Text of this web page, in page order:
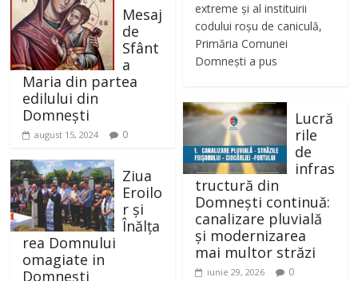
Mesaj
de
Sfânt
a
Maria din partea
edilului din
Domnești
august 15, 2024 0
Ziua
Eroilo
r și
Înălța
rea Domnului
omagiate in
Domnești
extreme și al instituirii
codului roșu de caniculă,
Primăria Comunei
Domnești a pus
Lucră
rile
de
infras
tructură din
Domnești continuă:
canalizare pluvială
și modernizarea
mai multor străzi
iunie 29, 2026 0